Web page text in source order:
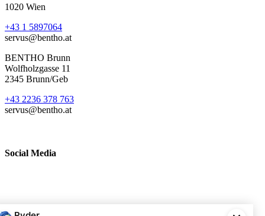
1020 Wien
+43 1 5897064
servus@bentho.at
BENTHO Brunn
Wolfholzgasse 11
2345 Brunn/Geb
+43 2236 378 763
servus@bentho.at
Social Media